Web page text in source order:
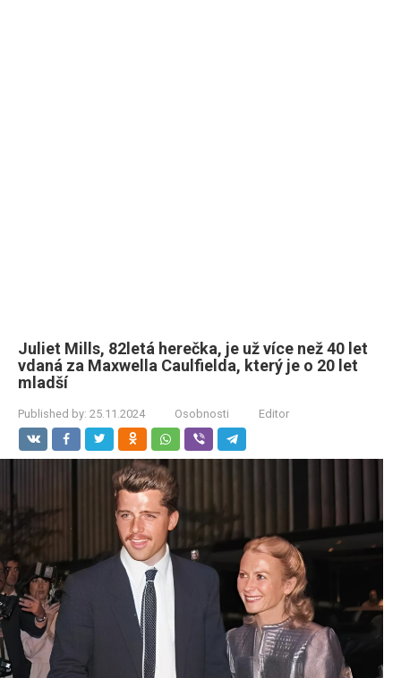
Juliet Mills, 82letá herečka, je už více než 40 let
vdaná za Maxwella Caulfielda, který je o 20 let
mladší
Published by: 25.11.2024 Osobnosti Editor